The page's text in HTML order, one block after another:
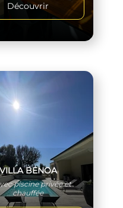
Découvrir
VILLA BENOA
piscine privée et
chauffée